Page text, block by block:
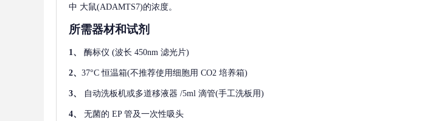
中 大鼠(ADAMTS7)的浓度。
所需器材和试剂
1、 酶标仪 (波长 450nm 滤光片)
2、 37°C 恒温箱(不推荐使用细胞用 CO2 培养箱)
3、 自动洗板机或多道移液器 /5ml 滴管(手工洗板用)
4、 无菌的 EP 管及一次性吸头